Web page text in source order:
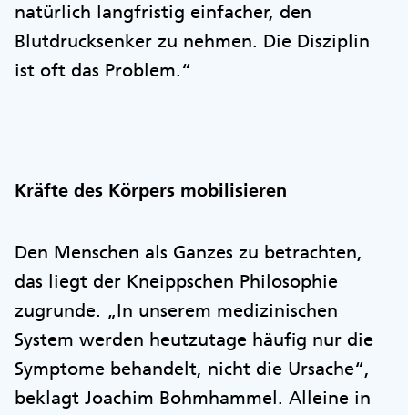
natürlich langfristig einfacher, den
Blutdrucksenker zu nehmen. Die Disziplin
ist oft das Problem.“
Kräfte des Körpers mobilisieren
Den Menschen als Ganzes zu betrachten,
das liegt der Kneippschen Philosophie
zugrunde. „In unserem medizinischen
System werden heutzutage häufig nur die
Symptome behandelt, nicht die Ursache“,
beklagt Joachim Bohmhammel. Alleine in